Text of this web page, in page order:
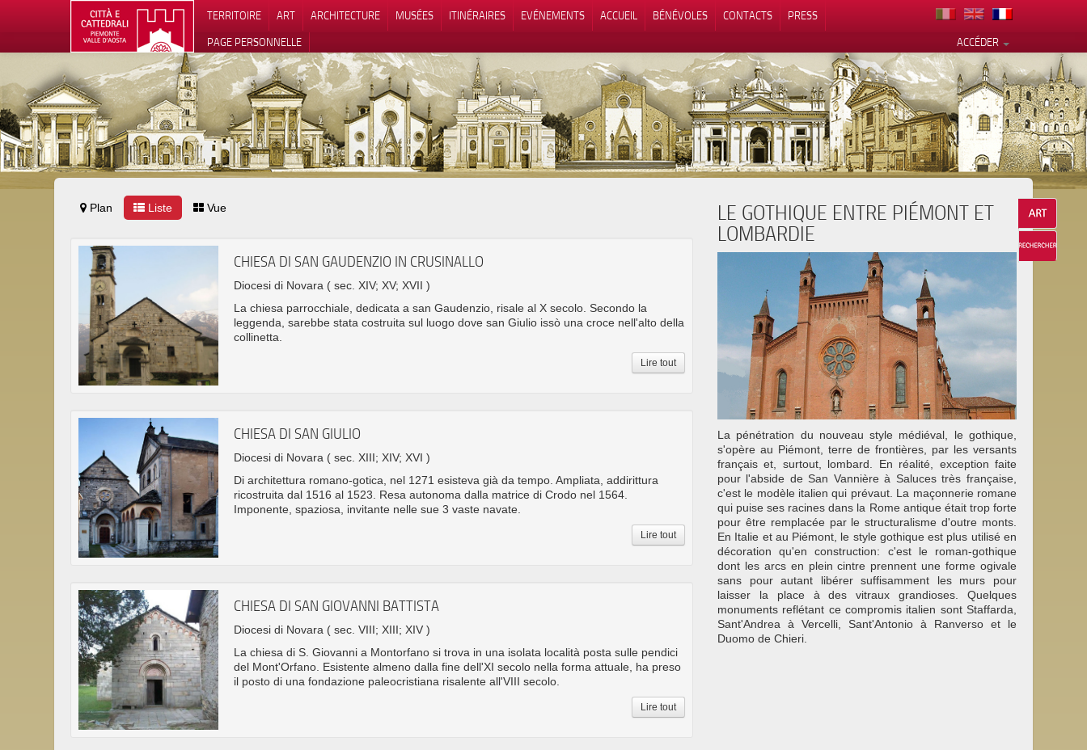
TERRITOIRE ART ARCHITECTURE MUSÉES ITINÉRAIRES EVÉNEMENTS ACCUEIL BÉNÉVOLES CONTACTS
PRESS
ACCÉDER
PAGE PERSONNELLE
Plan Liste Vue
CHIESA DI SAN GAUDENZIO IN CRUSINALLO
Diocesi di Novara ( sec. XIV; XV; XVII )
La chiesa parrocchiale, dedicata a san Gaudenzio, risale al X secolo. Secondo la
leggenda, sarebbe stata costruita sul luogo dove san Giulio issò una croce nell'alto della
collinetta.
Lire tout
CHIESA DI SAN GIULIO
Diocesi di Novara ( sec. XIII; XIV; XVI )
Di architettura romano-gotica, nel 1271 esisteva già da tempo. Ampliata, addirittura
ricostruita dal 1516 al 1523. Resa autonoma dalla matrice di Crodo nel 1564.
Imponente, spaziosa, invitante nelle sue 3 vaste navate.
Lire tout
CHIESA DI SAN GIOVANNI BATTISTA
Diocesi di Novara ( sec. VIII; XIII; XIV )
La chiesa di S. Giovanni a Montorfano si trova in una isolata località posta sulle pendici
del Mont'Orfano. Esistente almeno dalla fine dell'XI secolo nella forma attuale, ha preso
il posto di una fondazione paleocristiana risalente all'VIII secolo.
Lire tout
LE GOTHIQUE ENTRE PIÉMONT ET
LOMBARDIE
La pénétration du nouveau style médiéval, le gothique,
s'opère au Piémont, terre de frontières, par les versants
français et, surtout, lombard. En réalité, exception faite
pour l'abside de San Vannière à Saluces très française,
c'est le modèle italien qui prévaut. La maçonnerie romane
qui puise ses racines dans la Rome antique était trop forte
pour être remplacée par le structuralisme d'outre monts.
En Italie et au Piémont, le style gothique est plus utilisé en
décoration qu'en construction: c'est le roman-gothique
dont les arcs en plein cintre prennent une forme ogivale
sans pour autant libérer suffisamment les murs pour
laisser la place à des vitraux grandioses. Quelques
monuments reflétant ce compromis italien sont Staffarda,
Sant'Andrea à Vercelli, Sant'Antonio à Ranverso et le
Duomo de Chieri.
Vos choix en matière de confidentialité